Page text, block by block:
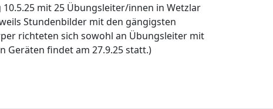
mit 25 Übungsleiter/innen in Wetzlar
Stundenbilder mit den gängigsten
richteten sich sowohl an Übungsleiter mit
Geräten findet am 27.9.25 statt.)